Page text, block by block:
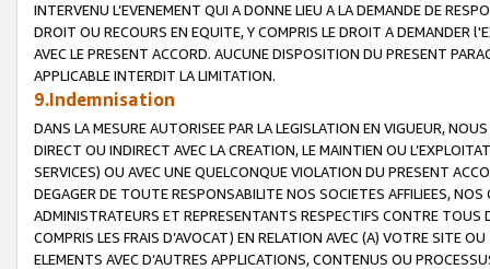
INTERVENU L’EVENEMENT QUI A DONNE LIEU A LA DEMANDE DE
DROIT OU RECOURS EN EQUITE, Y COMPRIS LE DROIT A DEMANDER
AVEC LE PRESENT ACCORD. AUCUNE DISPOSITION DU PRESENT
APPLICABLE INTERDIT LA LIMITATION.
9.Indemnisation
DANS LA MESURE AUTORISEE PAR LA LEGISLATION EN VIGUEUR,
DIRECT OU INDIRECT AVEC LA CREATION, LE MAINTIEN OU
SERVICES) OU AVEC UNE QUELCONQUE VIOLATION DU PRESENT
DEGAGER DE TOUTE RESPONSABILITE NOS SOCIETES AFFILIEES,
ADMINISTRATEURS ET REPRESENTANTS RESPECTIFS CONTRE
COMPRIS LES FRAIS D’AVOCAT) EN RELATION AVEC (A) VOTRE SITE
ELEMENTS AVEC D’AUTRES APPLICATIONS, CONTENUS OU